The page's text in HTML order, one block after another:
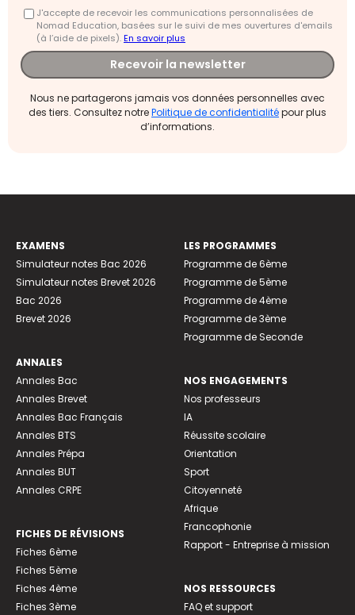
J'accepte de recevoir les communications personnalisées de
Nomad Education, basées sur le suivi de mes ouvertures d'emails
(à l’aide de pixels).En savoir plus
Recevoir la newsletter
Nous ne partagerons jamais vos données personnelles avec
des tiers. Consultez notrePolitique de confidentialitépour plus
d’informations.
EXAMENS
Simulateur notes Bac 2026
Simulateur notes Brevet 2026
Bac 2026
Brevet 2026
ANNALES
Annales Bac
Annales Brevet
Annales Bac Français
Annales BTS
Annales Prépa
Annales BUT
Annales CRPE
FICHES DE RÉVISIONS
Fiches 6ème
Fiches 5ème
Fiches 4ème
Fiches 3ème
LES PROGRAMMES
Programme de 6ème
Programme de 5ème
Programme de 4ème
Programme de 3ème
Programme de Seconde
NOS ENGAGEMENTS
Nos professeurs
IA
Réussite scolaire
Orientation
Sport
Citoyenneté
Afrique
Francophonie
Rapport - Entreprise à mission
NOS RESSOURCES
FAQ et support